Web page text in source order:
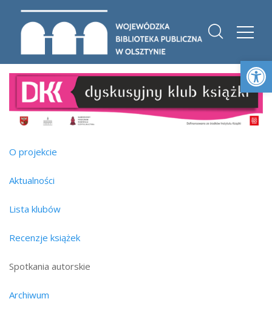
O projekcie
Aktualności
Lista klubów
Recenzje książek
Spotkania autorskie
Archiwum